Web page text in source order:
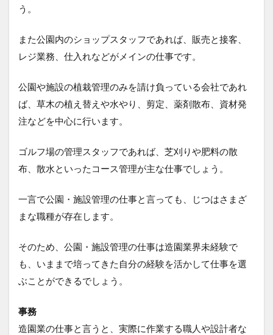
う。
また公園内のショップスタッフであれば、販売と接客、
レジ業務、仕入れなどがメインの仕事です。
公園や施設の植栽管理のみを請け負っている会社であれ
ば、草木の植え替えや水やり、剪定、薬剤散布、資材発
注などを中心に行います。
ゴルフ場の管理スタッフであれば、芝刈りや肥料の散
布、散水といったコース管理が主な仕事でしょう。
一言で公園・施設管理の仕事と言っても、じつはさまざ
まな職種が存在します。
そのため、公園・施設管理の仕事は造園業界未経験で
も、いままで培ってきた自分の経験を活かして仕事を選
ぶことができるでしょう。
事務
造園業の仕事と言うと、実際に作業する職人や設計者な